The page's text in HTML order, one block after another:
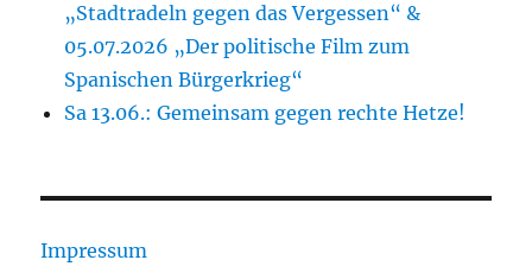
„Stadtradeln gegen das Vergessen“ &
05.07.2026 „Der politische Film zum
Spanischen Bürgerkrieg“
Sa 13.06.: Gemeinsam gegen rechte Hetze!
Impressum